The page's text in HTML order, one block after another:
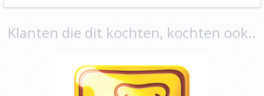
Klanten die dit kochten, kochten ook..